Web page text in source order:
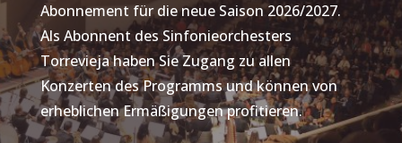
Abonnement für die neue Saison 2026/2027.
Als Abonnent des Sinfonieorchesters
Torrevieja haben Sie Zugang zu allen
Konzerten des Programms und können von
erheblichen Ermäßigungen profitieren.